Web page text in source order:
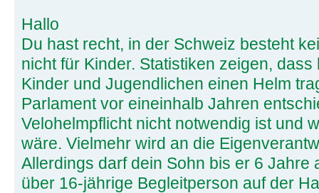
Hallo
Du hast recht, in der Schweiz besteht
nicht für Kinder. Statistiken zeigen,
Kinder und Jugendlichen einen Helm
Parlament vor eineinhalb Jahren
Velohelmpflicht nicht notwendig ist und
wäre. Vielmehr wird an die
Allerdings darf dein Sohn bis er 6 Jahre
über 16-jährige Begleitperson auf der